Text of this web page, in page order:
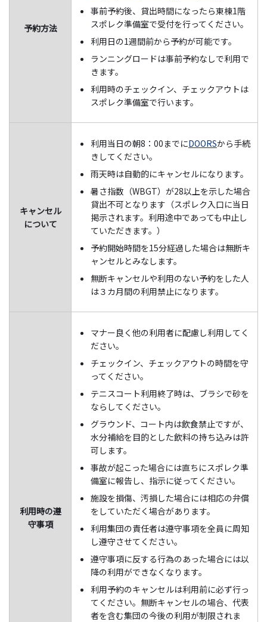
予約方法
事前予約後、貸出時間になったら東棟1階
スポレク準備室で受付を行ってください。
利用日の1週間前から予約が可能です。
ランニングロードは事前予約なしで利用で
きます。
利用時のチェックイン、チェックアウトは
スポレク準備室で行います。
キャンセル
について
利用当日の朝8：00までにDOORSから手続
きしてください。
雨天時は自動的にキャンセルになります。
暑さ指数（WBGT）が28以上を示した場合
貸出不可となります（スポレク入口に当日
掲示されます。利用途中であっても中止し
ていただきます。）
予約開始時間を15分経過した場合は無断キ
ャンセルとみなします。
無断キャンセルや利用のない予約をした人
は３カ月間の利用禁止になります。
利用時の遵
守事項
マナー良く他の利用者に配慮し利用してく
ださい。
チェックイン、チェックアウトの時間を守
ってください。
テニスコート利用終了時は、ブラシで砂を
ならしてください。
グラウンド、コート内は飲食禁止ですが、
水分補給を目的とした飲料の持ち込みは許
可します。
事故が起こった場合には直ちにスポレク準
備室に報告し、指示に従ってください。
施設を損傷、汚損した場合には相応の弁償
をしていただく場合があります。
利用集団の責任者は遵守事項を全員に周知
し遵守させてください。
遵守事項に反する行為のあった場合には以
降の利用ができなくなります。
利用予約のキャンセルは利用前に必ず行っ
てください。無断キャンセルの場合、代表
者を含む集団の今後の利用が制限されま